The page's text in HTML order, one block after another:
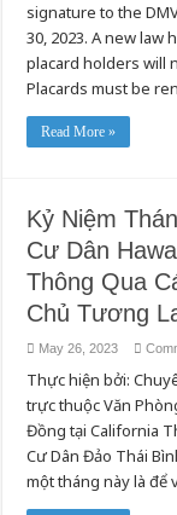
signature to the
30, 2023. A new
placard holders will
Placards must be
Read More »
Kỷ Niệm
Cư Dân
Thông Qua
Chủ Tương
May 26, 2023
Thực hiện bởi:
trực thuộc Văn
Đồng tại California
Cư Dân Đảo Thái
một tháng này là để